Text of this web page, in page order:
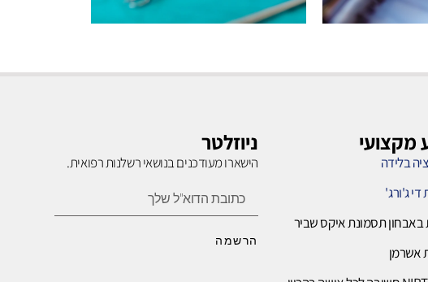
רשלנות
לחץ כאן
מקצועי
בלידה
ג'ורג'
באבחון תסמונת איקס שביר
אשרמן
ניוזלטר
הישארו מעודכנים בנושאי רשלנות רפואית.
הרשמה